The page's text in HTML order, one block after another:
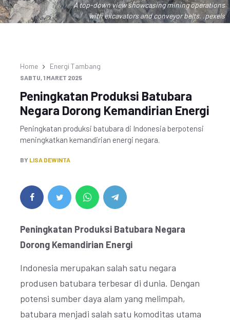
A top-down view showcasing mining operations
with excavators and conveyor belts. .pexels
Home Energi Tambang
SABTU, 1 MARET 2025
Peningkatan Produksi Batubara
Negara Dorong Kemandirian Energi
Peningkatan produksi batubara di Indonesia berpotensi
meningkatkan kemandirian energi negara.
BY LISA DEWINTA
Peningkatan Produksi Batubara Negara
Dorong Kemandirian Energi
Indonesia merupakan salah satu negara
produsen batubara terbesar di dunia. Dengan
potensi sumber daya alam yang melimpah,
batubara menjadi salah satu komoditas utama